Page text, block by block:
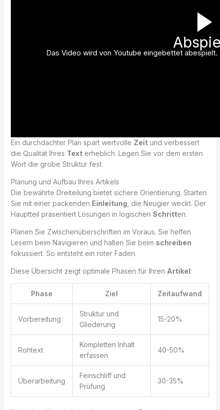
Das Video wird von Youtube eingebettet
Ein durchdachter Plan spart wertvolle Zeitund verbessert
die Qualität Ihres Texterheblich. Legen Sie vor dem ersten
Wort die grobe Struktur fest.
Planung und Aufbau Ihres Artikels
Die bewährte Dreiteilung bietet sichere Orientierung. Starten
Sie mit einer packenden Einleitung , die Neugier weckt. Der
Hauptteil präsentiert Lösungen in logischen Schritten.
Planen Sie Zwischenüberschriften im Voraus. Sie helfen
Lesern beim Navigieren und halten Sie beim schreiben
fokussiert. So entsteht ein roter Faden.
Diese Übersicht zeigt optimale Phasen für Ihren Artikel:
Phase Ziel Zeitaufwand
Vorbereitung
Struktur und
Gliederung
15-20%
Rohtext
Kompletten Inhalt
erfassen
40-50%
Überarbeitung
Feinschliff und
Prüfung
30-35%